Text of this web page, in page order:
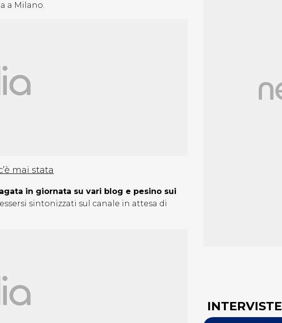
a Milano.
mai stata
in giornata su vari blog e pesino sui
sintonizzati sul canale in attesa di
INTERVISTE